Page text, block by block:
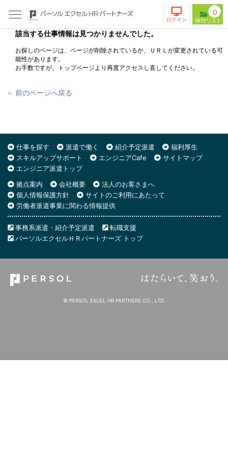
0
該当する仕事情報は見つかりませんでした。
お探しのページは、ページが削除されているか、ＵＲＬが変更されている可
能性があります。
お手数ですが、トップページより再度アクセスし直してください。
＜ 前のページへ戻る
仕事を探す 派遣で働く 紹介予定派遣
福利厚生
スキルアップサポート
エンジニアCafe
サイトマップ
エンジニア派遣トップ
拠点案内
会社概要
法人のお客さまへ
個人情報保護方針
サイトのご利用にあたって
労働者派遣事業に関わる情報提供
事務系派遣・紹介予定派遣
転職支援
パーソルエクセルＨＲパートナーズ トップ
© PERSOL EXCEL HR PARTNERS CO., LTD.